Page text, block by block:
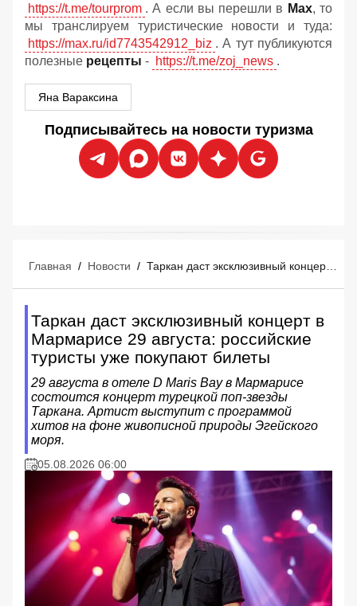
https://t.me/tourprom . А если вы перешли в Мах, то
мы транслируем туристические новости и туда:
https://max.ru/id7743542912_biz . А тут публикуются
полезные рецепты - https://t.me/zoj_news .
Яна Вараксина
Подписывайтесь на новости туризма
Главная / Новости /
Таркан даст эксклюзивный концерт в
Мармарисе 29 августа: российские
туристы уже покупают билеты
29 августа в отеле D Maris Bay в Мармарисе
состоится концерт турецкой поп-звезды
Таркана. Артист выступит с программой
хитов на фоне живописной природы Эгейского
моря.
05.08.2026 06:00